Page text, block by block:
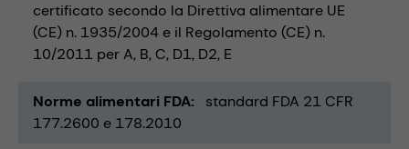
certificato secondo la Direttiva alimentare UE
(CE) n. 1935/2004 e il Regolamento (CE) n.
10/2011 per A, B, C, D1, D2, E
Norme alimentari FDA
standard FDA 21 CFR
177.2600 e 178.2010